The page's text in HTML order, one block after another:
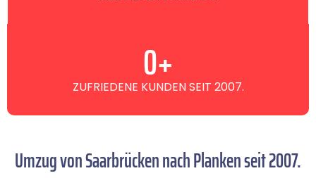
ZUFRIEDENE KUNDEN SEIT 2007.
0+
Umzug von Saarbrücken nach Planken seit 2007.